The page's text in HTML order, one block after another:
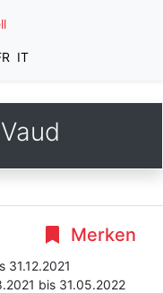
IT
Merken
31.12.2021
bis 31.05.2022